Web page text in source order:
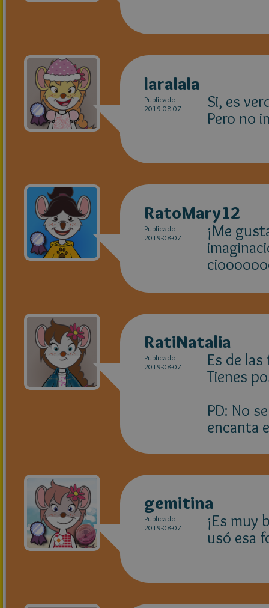
laralala
Publicado
2019-08-07
Si, es
Pero no
RatoMary12
Publicado
2019-08-07
¡Me
RatiNatalia
Publicado
2019-08-07
Es de
Tienes
PD: No
encanta
gemitina
Publicado
2019-08-07
¡Es muy
usó esa